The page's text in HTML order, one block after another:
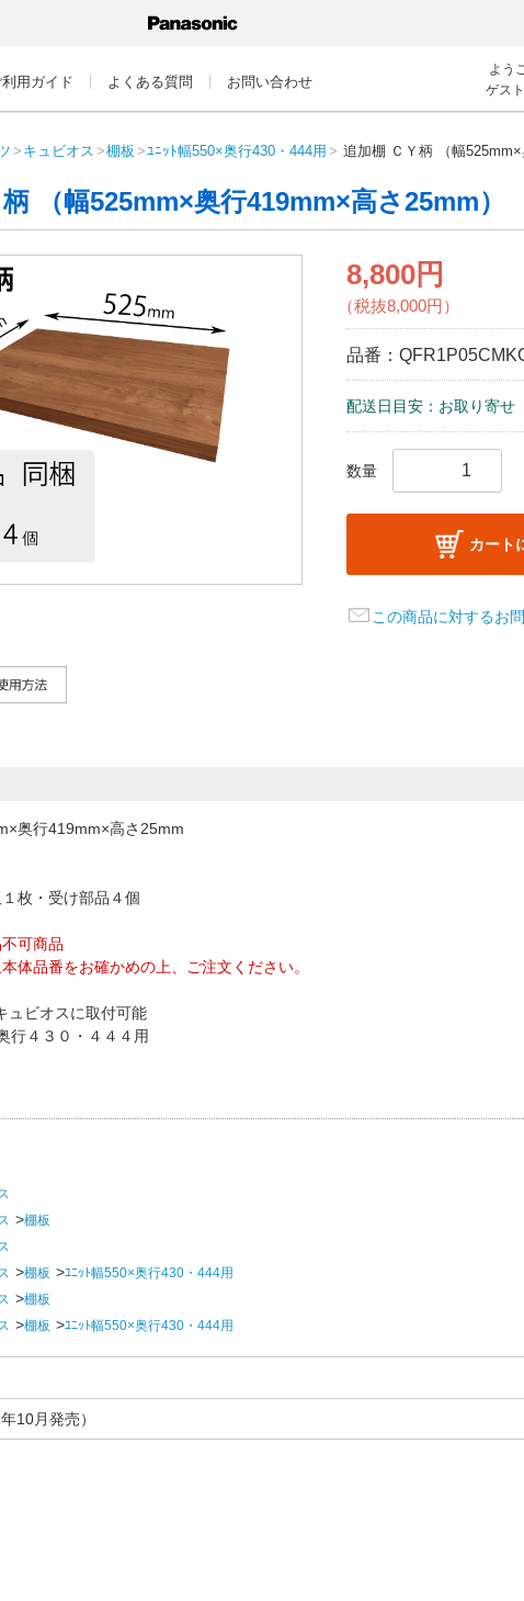
利用ガイド よくある質問 お問い合わせ
よう
ゲス
キュビオス 棚板 ﾕﾆｯﾄ幅550×奥行430・444用 追加棚 ＣＹ柄 （幅525mm×
（幅525mm×奥行419mm×高さ25mm）
8,800円
（税抜8,000円）
品番：
配送日目安：お取り寄せ
数量
カート
この商品に対するお
奥行419mm×高さ25mm
枚・受け部品４個
可商品
体品番をお確かめの上、ご注文ください。
ュビオスに取付可能
行４３０・４４４用
棚板
棚板
ﾕﾆｯﾄ幅550×奥行430・444用
棚板
棚板 ﾕﾆｯﾄ幅550×奥行430・444用
10月発売）